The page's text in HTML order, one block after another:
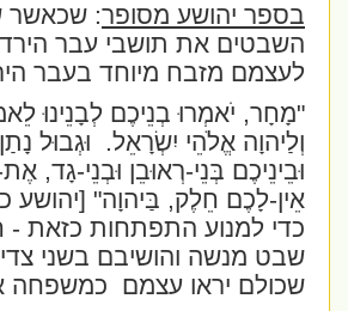
בספר יהושע מסופר: שכאשר
השבטים את תושבי עבר
לעצמם מזבח מיוחד בעבר
"מָחָר, יֹאמְרוּ בְנֵיכֶם לְבָנֵינוּ
וְלַיהוָה אֱלֹהֵי יִשְׂרָאֵל. וּגְבוּל נָתַן-
וּבֵינֵיכֶם בְּנֵי-רְאוּבֵן וּבְנֵי-גָד, אֶת-
אֵין-לָכֶם חֵלֶק, בַּיהוָה" [יהושע
כדי למנוע התפתחות כזאת -
שבט מנשה והושיבם בשני צדי
שכולם יראו עצמם כמשפחה